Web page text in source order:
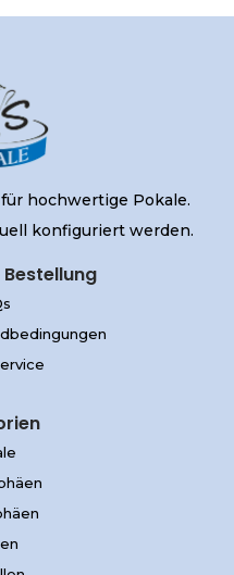
hochwertige Pokale.
konfiguriert werden.
Bestellung